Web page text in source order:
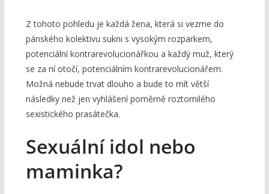
Z tohoto pohledu je každá žena, která si vezme do
pánského kolektivu sukni s vysokým rozparkem,
potenciální kontrarevolucionářkou a každý muž, který
se za ní otočí, potenciálním kontrarevolucionářem.
Možná nebude trvat dlouho a bude to mít větší
následky než jen vyhlášení poměrně roztomilého
sexistického prasátečka.
Sexuální idol nebo
maminka?